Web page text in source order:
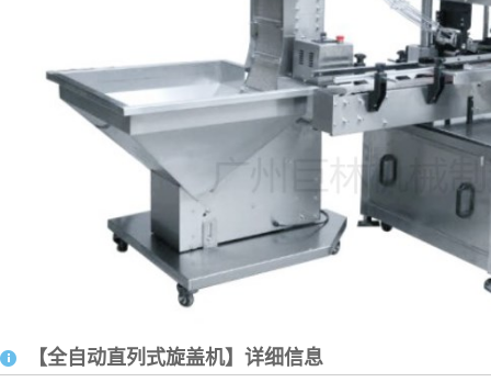
【全自动直列式旋盖机】详细信息